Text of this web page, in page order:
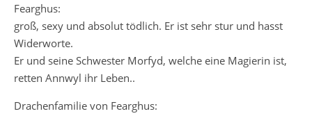
Fearghus:
groß, sexy und absolut tödlich. Er ist sehr stur und hasst
Widerworte.
Er und seine Schwester Morfyd, welche eine Magierin ist,
retten Annwyl ihr Leben..
Drachenfamilie von Fearghus: